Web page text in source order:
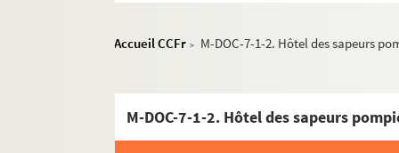
Accueil CCFr > M-DOC-7-1-2. Hôtel des sapeurs
M-DOC-7-1-2. Hôtel des sapeurs